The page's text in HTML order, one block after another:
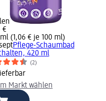
€
(1,06 € je 100 ml)
Pflege-Schaumbad
420 ml
(2)
Markt wählen